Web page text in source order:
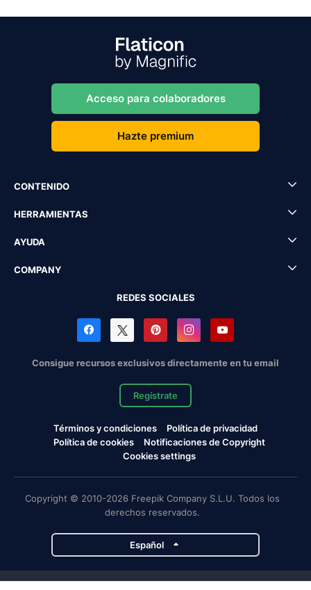
Acceso para colaboradores
Hazte premium
CONTENIDO
HERRAMIENTAS
AYUDA
COMPANY
REDES SOCIALES
Consigue recursos exclusivos directamente en tu email
Regístrate
Términos y condiciones
Política de privacidad
Política de cookies
Notificaciones de Copyright
Cookies settings
Copyright © 2010-2026 Freepik Company S.L.U. Todos los
derechos reservados.
Español